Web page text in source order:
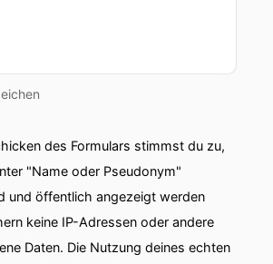
des Formulars stimmst du zu,
"Name oder Pseudonym"
und öffentlich angezeigt werden
keine IP-Adressen oder andere
Daten. Die Nutzung deines echten